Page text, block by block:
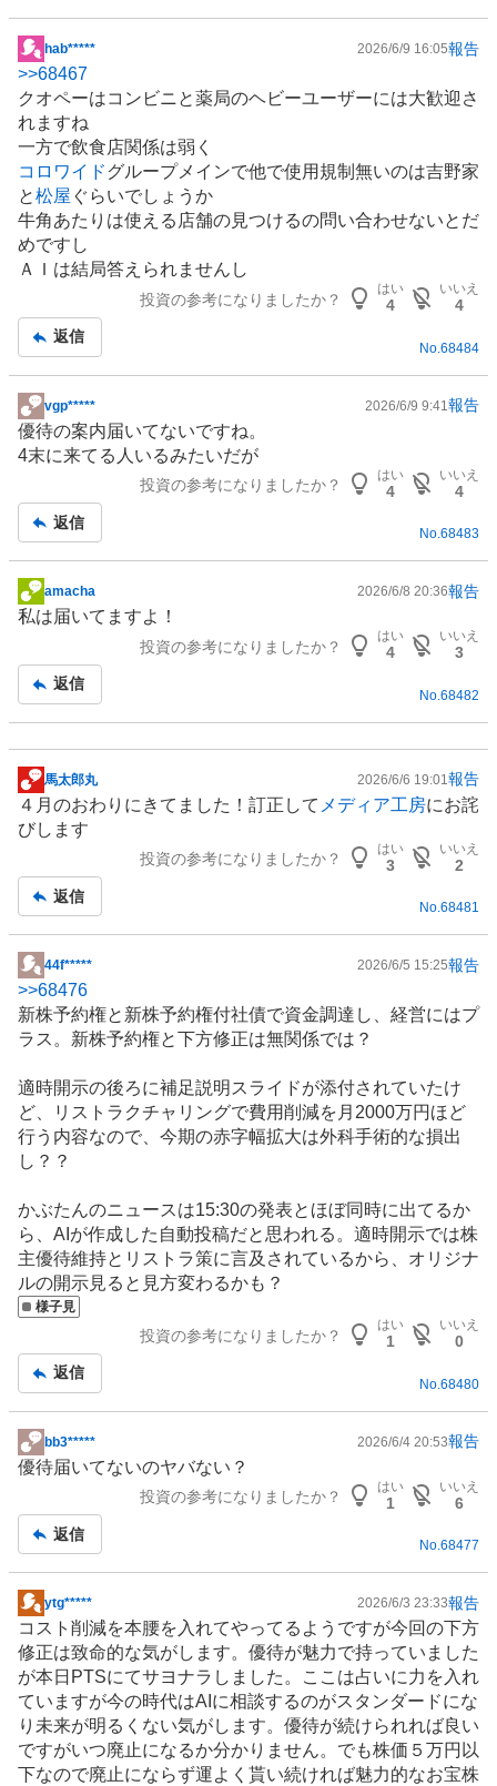
掲
示
板
記
hab***** 2026/6/9 16:05報告
>>68467
クオペーはコンビニと薬局のヘビーユーザーには大歓迎さ
れますね
一方で飲食店関係は弱く
コロワイドグループメインで他で使用規制無いのは吉野家
と松屋 ぐらいでしょうか
牛角あたりは使える店舗の見つけるの問い合わせないとだ
めですし
ＡＩは結局答えられませんし
投資の参考になりましたか？
はい
4
いいえ
4
返信
No. 68484
掲
示
板
vgp***** 2026/6/9 9:41 報告
優待の案内届いてないですね。
4末に来てる人いるみたいだが
投資の参考になりましたか？
はい
4
いいえ
4
返信
No.68483
掲
示
事
amacha 2026/6/8 20:36報告
私は届いてますよ！
投資の参考になりましたか？
はい
4
いいえ
3
返信
No. 68482
掲
示
板
馬太郎丸 2026/6/6 19:01 報告
４月のおわりにきてました！訂正して メディア工房にお詫
びします
投資の参考になりましたか？
はい
3
いいえ
2
返信
No.68481
掲
示
板
記
44f***** 2026/6/5 15:25報告
>>68476
新株予約権と新株予約権付社債で資金調達し、経営にはプ
ラス。新株予約権と下方修正は無関係では？
適時開示の後ろに補足説明スライドが添付されていたけ
ど、リストラクチャリングで費用削減を月2000万円ほど
行う内容なので、今期の赤字幅拡大は外科手術的な損出
し？？
かぶたんのニュースは15:30の発表とほぼ同時に出てるか
ら、AIが作成した自動投稿だと思われる。適時開示では株
主優待維持とリストラ策に言及されているから、オリジナ
ルの開示見ると見方変わるかも？
様子見
投資の参考になりましたか？
はい
1
いいえ
0
返信
No. 68480
掲
示
事
bb3***** 2026/6/4 20:53報告
優待届いてないのヤバない？
投資の参考になりましたか？
はい
1
いいえ
6
返信
No.68477
掲
示
板
記
事
ytg***** 2026/6/3 23:33報告
コスト削減を本腰を入れてやってるようですが今回の下方
修正は致命的な気がします。優待が魅力で持っていました
が本日PTSにてサヨナラしました。ここは占いに力を入れ
ていますが今の時代はAIに相談するのがスタンダードにな
り未来が明るくない気がします。優待が続けられれば良い
ですがいつ廃止になるか分かりません。でも株価５万円以
下なので廃止にならず運よく貰い続ければ魅力的なお宝株